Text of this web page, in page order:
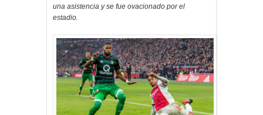
una asistencia y se fue ovacionado por el
estadio.